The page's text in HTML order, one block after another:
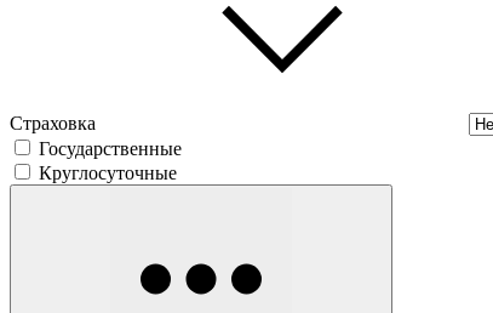
Страховка
Государственные
Круглосуточные